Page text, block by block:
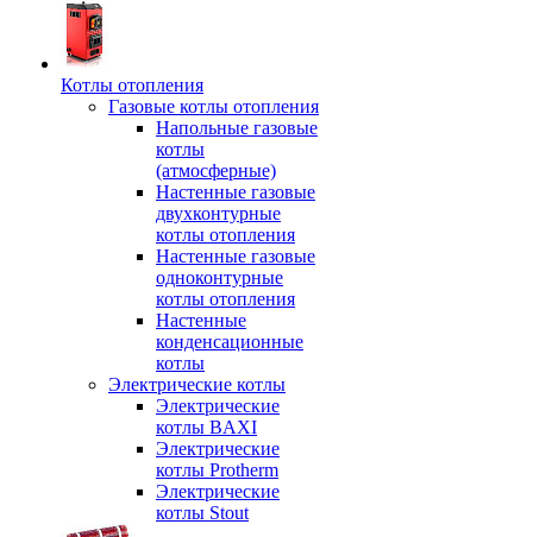
Котлы отопления
Газовые котлы отопления
Напольные газовые
котлы
(атмосферные)
Настенные газовые
двухконтурные
котлы отопления
Настенные газовые
одноконтурные
котлы отопления
Настенные
конденсационные
котлы
Электрические котлы
Электрические
котлы BAXI
Электрические
котлы Protherm
Электрические
котлы Stout